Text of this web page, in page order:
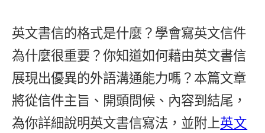
英文寫作
Cengage TED Talks
CNN聽力強化
新聞英文
兒童美語
數位學習教材
英文書信的格式是什麼？學會寫英文信件
為什麼很重要？你知道如何藉由英文書信
展現出優異的外語溝通能力嗎？本篇文章
將從信件主旨、開頭問候、內容到結尾，
為你詳細說明英文書信寫法，並附上英文